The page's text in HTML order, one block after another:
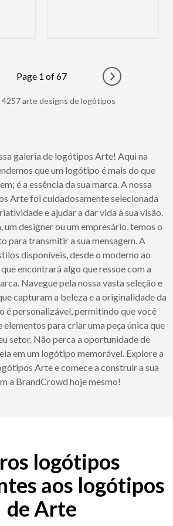
page
Page 1 of 67
Go to next
4257 arte designs de logótipos
galeria de logótipos Arte! Aqui na
que um logótipo é mais do que
é a essência da sua marca. A nossa
Arte foi cuidadosamente selecionada
e ajudar a dar vida à sua visão.
um designer ou um empresário, temos o
para transmitir a sua mensagem. A
disponíveis, desde o moderno ao
encontrará algo que ressoe com a
Navegue pela nossa vasta seleção e
capturam a beleza e a originalidade da
é personalizável, permitindo que você
elementos para criar uma peça única que
setor. Não perca a oportunidade de
em um logótipo memorável. Explore a
Arte e comece a construir a sua
a BrandCrowd hoje mesmo!
logótipos
aos logótipos
de Arte